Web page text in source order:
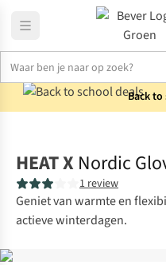
Back
HEAT X Nordic
1 review
Geniet van warmte en
actieve winterdagen.